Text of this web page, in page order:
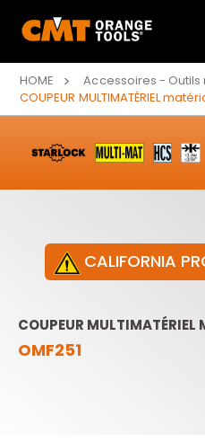
HOME
Accessoires - Outils
COUPEUR MULTIMATÉRIEL
CALIFORNIA
COUPEUR MULTIMATÉRIEL
OMF251